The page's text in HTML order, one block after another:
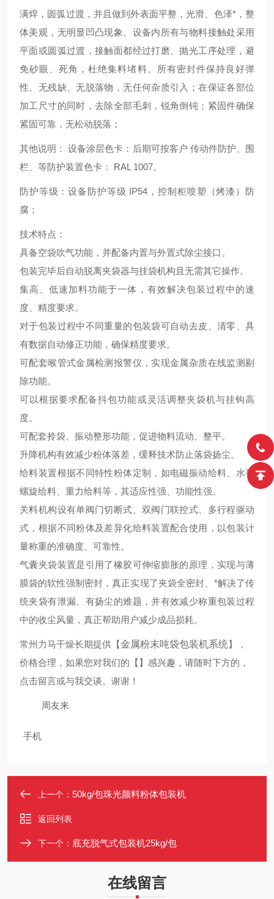
满焊，圆弧过渡，并且做到外表面平整，光滑、色泽*，整
体美观，无明显凹凸现象。设备内所有与物料接触处采用
平面或圆弧过渡，接触面都经过打磨、抛光工序处理，避
免砂眼、死角，杜绝集料堵料。所有密封件保持良好弹
性、无残缺、无脱落物，无任何杂质引入；在保证各部位
加工尺寸的同时，去除全部毛刺，锐角倒钝；紧固件确保
紧固可靠，无松动脱落；
其他说明： 设备涂层色卡：后期可按客户 传动件防护、围
栏、等防护装置色卡： RAL 1007。
防护等级：设备防护等级 IP54，控制柜喷塑（烤漆）防
腐；
技术特点：
具备空袋吹气功能，并配备内置与外置式除尘接口。
包装完毕后自动脱离夹袋器与挂袋机构且无需其它操作。
集高、低速加料功能于一体，有效解决包装过程中的速
度、精度要求。
对于包装过程中不同重量的包装袋可自动去皮、清零、具
有数据自动修正功能，确保精度要求。
可配套喉管式金属检测报警仪，实现金属杂质在线监测剔
除功能。
可以根据要求配备抖包功能或灵活调整夹袋机与挂钩高
度。
可配套拎袋、振动整形功能，促进物料流动、整平。
升降机构有效减少粉体落差，缓释技术防止落袋扬尘。
给料装置根据不同特性粉体定制，如电磁振动给料、水平
螺旋给料、重力给料等，其适应性强、功能性强。
关料机构设有单阀门切断式、双阀门联控式、多行程驱动
式，根据不同粉体及差异化给料装置配合使用，以包装计
量称重的准确度、可靠性。
气囊夹袋装置是引用了橡胶可伸缩膨胀的原理，实现与薄
膜袋的软性强制密封，真正实现了夹袋全密封、*解决了传
统夹袋有泄漏、有扬尘的难题，并有效减少称重包装过程
中的收尘风量，真正帮助用户减少成品损耗。
常州力马干燥长期提供 【金属粉末吨袋包装机系统】
，
价格合理，如果您对我们的 【 】 感兴趣，请随时下方的，
点击留言或与我交谈。谢谢！
周友来
手机
上一个： 50kg/包珠光颜料粉体包装机
返回列表
下一个： 底充脱气式包装机25kg/包
在线留言